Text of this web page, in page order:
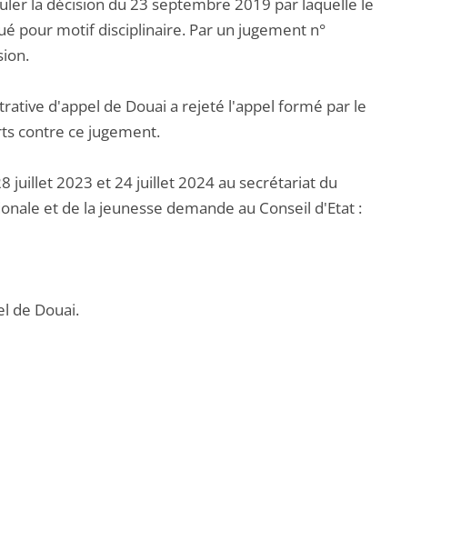
la décision du 23 septembre 2019 par laquelle le
pour motif disciplinaire. Par un jugement n°
d'appel de Douai a rejeté l'appel formé par le
contre ce jugement.
juillet 2023 et 24 juillet 2024 au secrétariat du
et de la jeunesse demande au Conseil d'Etat :
de Douai.